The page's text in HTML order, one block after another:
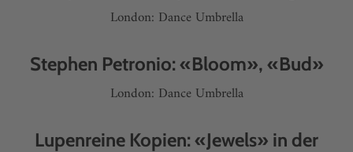
London: Dance Umbrella
Stephen Petronio: «Bloom», «Bud»
London: Dance Umbrella
Lupenreine Kopien: «Jewels» in der